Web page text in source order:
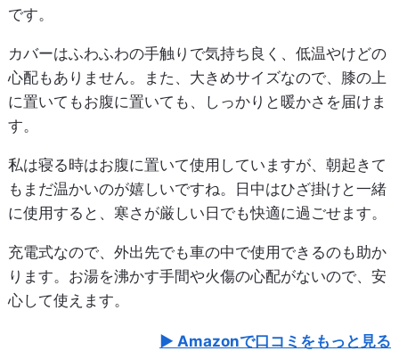
です。
カバーはふわふわの手触りで気持ち良く、低温やけどの
心配もありません。また、大きめサイズなので、膝の上
に置いてもお腹に置いても、しっかりと暖かさを届けま
す。
私は寝る時はお腹に置いて使用していますが、朝起きて
もまだ温かいのが嬉しいですね。日中はひざ掛けと一緒
に使用すると、寒さが厳しい日でも快適に過ごせます。
充電式なので、外出先でも車の中で使用できるのも助か
ります。お湯を沸かす手間や火傷の心配がないので、安
心して使えます。
Amazonで口コミをもっと見る